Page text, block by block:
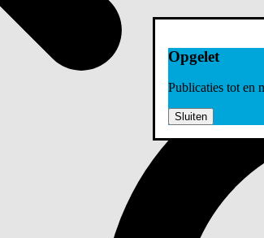
Opgelet
Publicaties tot en
Sluiten